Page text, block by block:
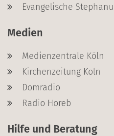
Evangelische
Medien
Medienzentrale Köln
Kirchenzeitung Köln
Domradio
Radio Horeb
Hilfe und Beratung